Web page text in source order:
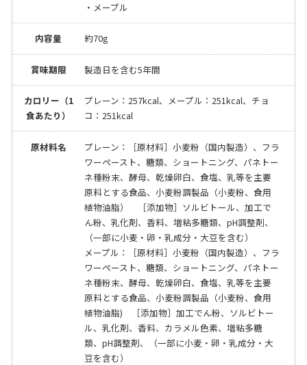
・メープル
内容量 約70g
賞味期限 製造日を含む5年間
カロリー（1
食あたり）
プレーン：257kcal、メープル：251kcal、チョ
コ：251kcal
原材料名
プレーン：［原材料］小麦粉（国内製造）、フラ
ワーペースト、糖類、ショートニング、パネトー
ネ種粉末、酵母、乾燥卵白、食塩、乳等を主要
原料とする食品、小麦粉調製品（小麦粉、食用
植物油脂） ［添加物］ソルビトール、加工で
ん粉、乳化剤、香料、増粘多糖類、pH調整剤、
（一部に小麦・卵・乳成分・大豆を含む）
メープル：［原材料］小麦粉（国内製造）、フラ
ワーペースト、糖類、ショートニング、パネトー
ネ種粉末、酵母、乾燥卵白、食塩、乳等を主要
原料とする食品、小麦粉調製品（小麦粉、食用
植物油脂) ［添加物］加工でん粉、ソルビトー
ル、乳化剤、香料、カラメル色素、増粘多糖
類、pH調整剤、（一部に小麦・卵・乳成分・大
豆を含む）